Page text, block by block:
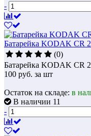
-
Батарейка KODAK CR
(0)
Батарейка KODAK CR
100 руб. за шт
Остаток на складе: в
В наличии 11
-